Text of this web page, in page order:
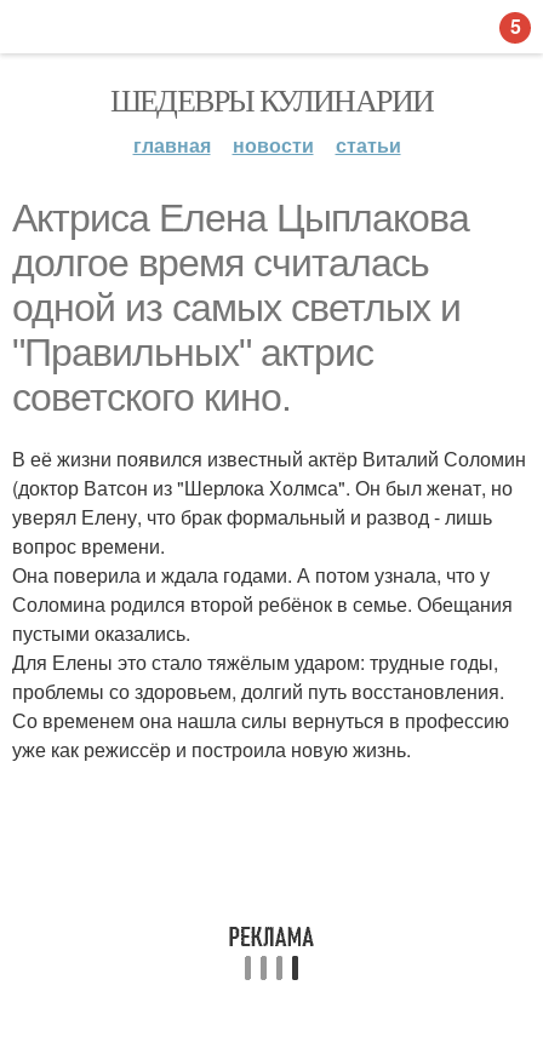
ШЕДЕВРЫ КУЛИНАРИИ
главная новости статьи
Актриса Елена Цыплакова
долгое время считалась
одной из самых светлых и
"Правильных" актрис
советского кино.
В её жизни появился известный актёр Виталий Соломин
(доктор Ватсон из "Шерлока Холмса". Он был женат, но
уверял Елену, что брак формальный и развод - лишь
вопрос времени.
Она поверила и ждала годами. А потом узнала, что у
Соломина родился второй ребёнок в семье. Обещания
пустыми оказались.
Для Елены это стало тяжёлым ударом: трудные годы,
проблемы со здоровьем, долгий путь восстановления.
Со временем она нашла силы вернуться в профессию
уже как режиссёр и построила новую жизнь.
5